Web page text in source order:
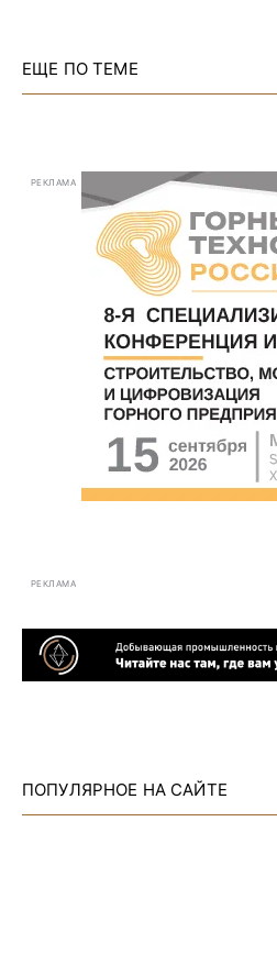
ЕЩЕ ПО ТЕМЕ
РЕКЛАМА
РЕКЛАМА
ПОПУЛЯРНОЕ НА САЙТЕ